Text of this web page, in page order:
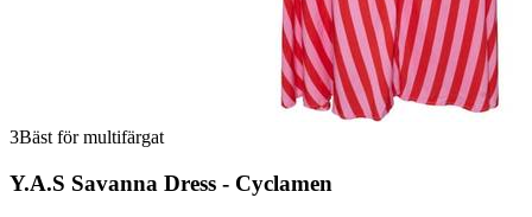
3Bäst för multifärgat
Y.A.S Savanna Dress - Cyclamen